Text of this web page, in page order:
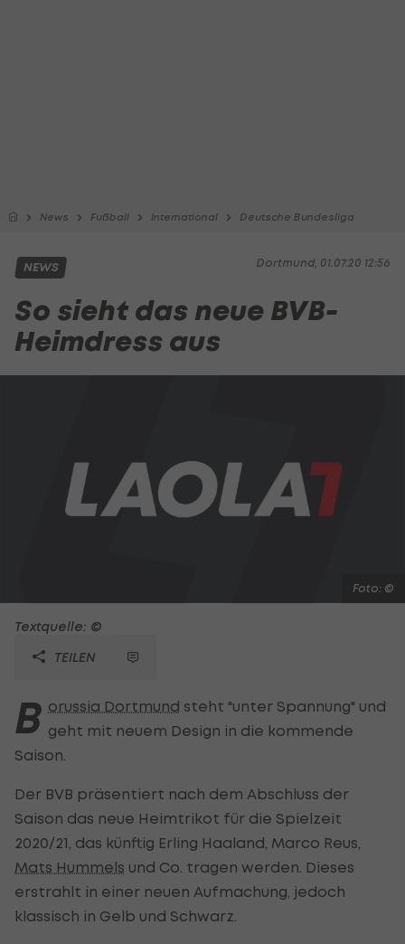
News Fußball International Deutsche Bundesliga
Dortmund, 01.07.20 12:56
NEWS
So sieht das neue BVB-
Heimdress aus
Foto: ©
Textquelle: ©
TEILEN
B orussia Dortmund steht "unter Spannung" und
geht mit neuem Design in die kommende
Saison.
Der BVB präsentiert nach dem Abschluss der
Saison das neue Heimtrikot für die Spielzeit
2020/21, das künftig Erling Haaland, Marco Reus,
Mats Hummels und Co. tragen werden. Dieses
erstrahlt in einer neuen Aufmachung, jedoch
klassisch in Gelb und Schwarz.